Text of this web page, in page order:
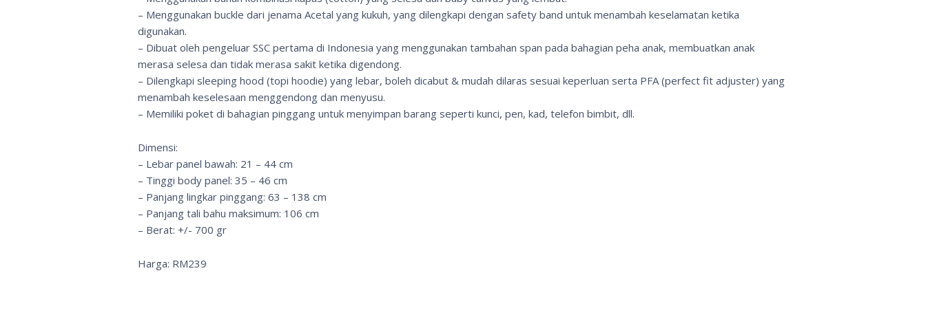
– Menggunakan buckle dari jenama Acetal yang kukuh, yang dilengkapi dengan safety band untuk menambah keselamatan ketika
digunakan.
– Dibuat oleh pengeluar SSC pertama di Indonesia yang menggunakan tambahan span pada bahagian peha anak, membuatkan anak
merasa selesa dan tidak merasa sakit ketika digendong.
– Dilengkapi sleeping hood (topi hoodie) yang lebar, boleh dicabut & mudah dilaras sesuai keperluan serta PFA (perfect fit adjuster) yang
menambah keselesaan menggendong dan menyusu.
– Memiliki poket di bahagian pinggang untuk menyimpan barang seperti kunci, pen, kad, telefon bimbit, dll.
Dimensi:
– Lebar panel bawah: 21 – 44 cm
– Tinggi body panel: 35 – 46 cm
– Panjang lingkar pinggang: 63 – 138 cm
– Panjang tali bahu maksimum: 106 cm
– Berat: +/- 700 gr
Harga: RM239